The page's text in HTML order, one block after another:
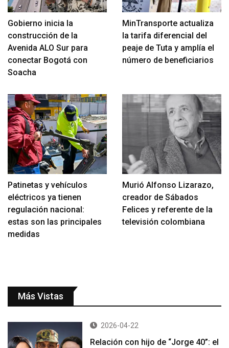
Gobierno inicia la
construcción de la
Avenida ALO Sur para
conectar Bogotá con
Soacha
MinTransporte actualiza
la tarifa diferencial del
peaje de Tuta y amplía el
número de beneficiarios
Patinetas y vehículos
eléctricos ya tienen
regulación nacional:
estas son las principales
medidas
Murió Alfonso Lizarazo,
creador de Sábados
Felices y referente de la
televisión colombiana
Más Vistas
2026-04-22
Relación con hijo de “Jorge 40”: el